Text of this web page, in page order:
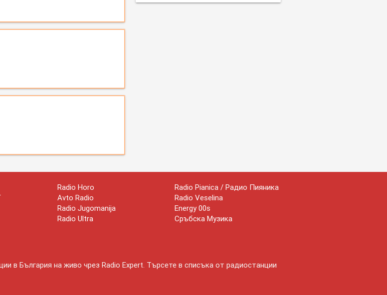
Radio Horo
Avto Radio
Radio Jugomanija
Radio Ultra
Radio Pianica / Радио Пияника
Radio Veselina
Energy 00s
Сръбска Музика
в България на живо чрез Radio Expert. Търсете в списъка от радиостанции